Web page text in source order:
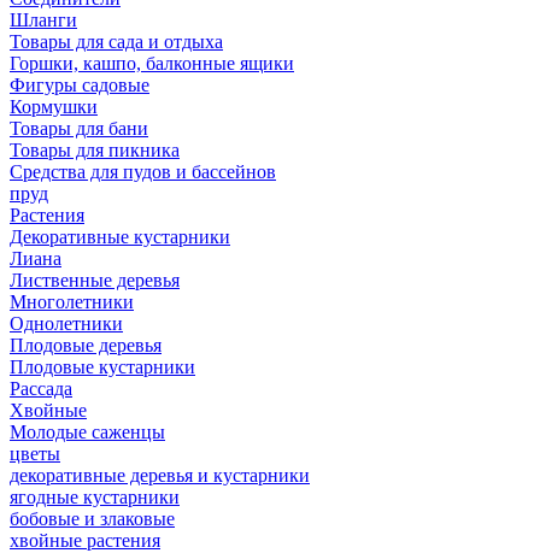
Шланги
Товары для сада и отдыха
Горшки, кашпо, балконные ящики
Фигуры садовые
Кормушки
Товары для бани
Товары для пикника
Средства для пудов и бассейнов
пруд
Растения
Декоративные кустарники
Лиана
Лиственные деревья
Многолетники
Однолетники
Плодовые деревья
Плодовые кустарники
Рассада
Хвойные
Молодые саженцы
цветы
декоративные деревья и кустарники
ягодные кустарники
бобовые и злаковые
хвойные растения